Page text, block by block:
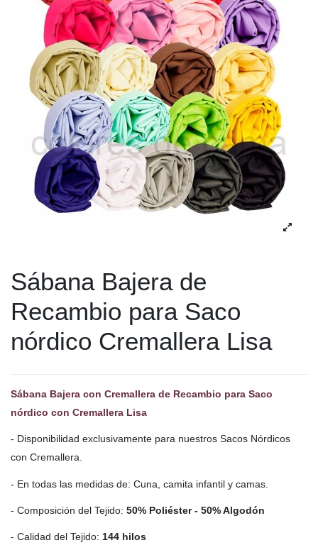
Sábana Bajera de
Recambio para Saco
nórdico Cremallera Lisa
Sábana Bajera con Cremallera de Recambio para Saco
nórdico con Cremallera Lisa
- Disponibilidad exclusivamente para nuestros Sacos Nórdicos
con Cremallera.
- En todas las medidas de: Cuna, camita infantil y camas.
- Composición del Tejido: 50% Poliéster - 50% Algodón
- Calidad del Tejido: 144 hilos